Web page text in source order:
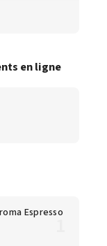
en ligne
Espresso